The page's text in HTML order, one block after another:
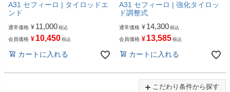
A31 セフィーロ | タイロッドエ
ンド
通常価格 ¥ 11,000 税込
会員価格 ¥ 10,450 税込
カートに入れる
A31 セフィーロ | 強化タイロッ
ド調整式
通常価格 ¥ 14,300 税込
会員価格 ¥ 13,585 税込
カートに入れる
こだわり条件から探す